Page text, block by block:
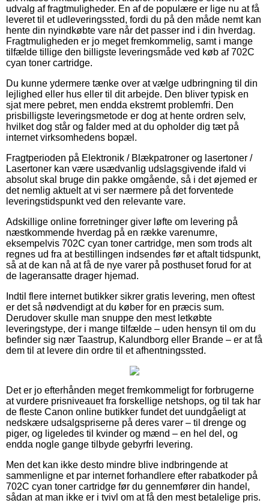
udvalg af fragtmuligheder. En af de populære er lige nu at få
leveret til et udleveringssted, fordi du på den måde nemt kan
hente din nyindkøbte vare når det passer ind i din hverdag.
Fragtmuligheden er jo meget fremkommelig, samt i mange
tilfælde tillige den billigste leveringsmåde ved køb af 702C
cyan toner cartridge.
Du kunne ydermere tænke over at vælge udbringning til din
lejlighed eller hus eller til dit arbejde. Den bliver typisk en
sjat mere pebret, men endda ekstremt problemfri. Den
prisbilligste leveringsmetode er dog at hente ordren selv,
hvilket dog står og falder med at du opholder dig tæt på
internet virksomhedens bopæl.
Fragtperioden på Elektronik / Blækpatroner og lasertoner /
Lasertoner kan være usædvanlig udslagsgivende ifald vi
absolut skal bruge din pakke omgående, så i det øjemed er
det nemlig aktuelt at vi ser nærmere på det forventede
leveringstidspunkt ved den relevante vare.
Adskillige online forretninger giver løfte om levering på
næstkommende hverdag på en række varenumre,
eksempelvis 702C cyan toner cartridge, men som trods alt
regnes ud fra at bestillingen indsendes før et aftalt tidspunkt,
så at de kan nå at få de nye varer på posthuset forud for at
de lageransatte drager hjemad.
Indtil flere internet butikker sikrer gratis levering, men oftest
er det så nødvendigt at du køber for en præcis sum.
Derudover skulle man snuppe den mest letkøbte
leveringstype, der i mange tilfælde – uden hensyn til om du
befinder sig nær Taastrup, Kalundborg eller Brande – er at få
dem til at levere din ordre til et afhentningssted.
Det er jo efterhånden meget fremkommeligt for forbrugerne
at vurdere prisniveauet fra forskellige netshops, og til tak har
de fleste Canon online butikker fundet det uundgåeligt at
nedskære udsalgspriserne på deres varer – til drenge og
piger, og ligeledes til kvinder og mænd – en hel del, og
endda nogle gange tilbyde gebyrfri levering.
Men det kan ikke desto mindre blive indbringende at
sammenligne et par internet forhandlere efter rabatkoder på
702C cyan toner cartridge før du gennemfører din handel,
sådan at man ikke er i tvivl om at få den mest betalelige pris.